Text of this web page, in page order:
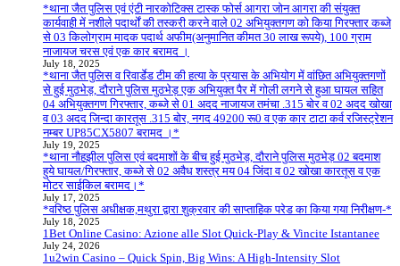
*थाना जैत पुलिस एवं एंटी नारकोटिक्स टास्क फोर्स आगरा जोन आगरा की संयुक्त
कार्यवाही में नशीले पदार्थों की तस्करी करने वाले 02 अभियुक्तगण को किया गिरफ्तार कब्जे
से 03 किलोग्राम मादक पदार्थ अफीम(अनुमानित कीमत 30 लाख रूपये), 100 ग्राम
नाजायज चरस एवं एक कार बरामद ।
July 18, 2025
*थाना जैत पुलिस व रिवार्डेड टीम की हत्या के प्रयास के अभियोग में वांछित अभियुक्तगणों
से हुई मुठभेड़, दौराने पुलिस मुठभेड़ एक अभियुक्त पैर में गोली लगने से हुआ घायल सहित
04 अभियुक्तगण गिरफ्तार, कब्जे से 01 अदद नाजायज तमंचा .315 बोर व 02 अदद खोखा
व 03 अदद जिन्दा कारतूस .315 बोर, नगद 49200 रू0 व एक कार टाटा कर्व रजिस्ट्रेशन
नम्बर UP85CX5807 बरामद ।*
July 19, 2025
*थाना नौहझील पुलिस एवं बदमाशों के बीच हुई मुठभेड़, दौराने पुलिस मुठभेड़ 02 बदमाश
हुये घायल/गिरफ्तार, कब्जे से 02 अवैध शस्त्र मय 04 जिंदा व 02 खोखा कारतूस व एक
मोटर साईकिल बरामद।*
July 17, 2025
*वरिष्ठ पुलिस अधीक्षक,मथुरा द्वारा शुक्रवार की साप्ताहिक परेड का किया गया निरीक्षण-*
July 18, 2025
1Bet Online Casino: Azione alle Slot Quick‑Play & Vincite Istantanee
July 24, 2026
1u2win Casino – Quick Spin, Big Wins: A High‑Intensity Slot